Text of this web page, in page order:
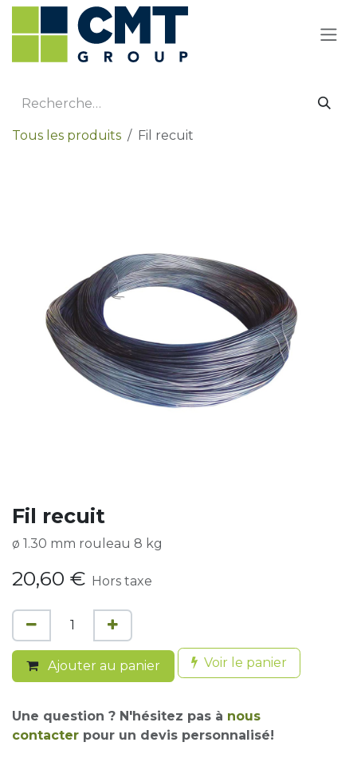
Se rendre au contenu
Tous les produits Fil recuit
Fil recuit
ø 1.30 mm rouleau 8 kg
20,60 € Hors taxe
Ajouter au panier Voir le panier
Une question ? N'hésitez pas à nous
contacter pour un devis personnalisé!